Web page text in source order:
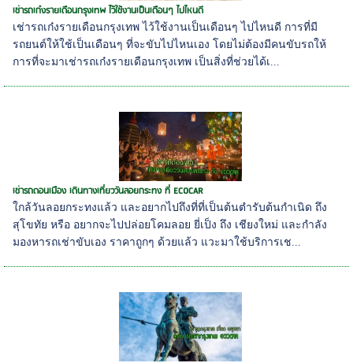
เช่ารถเก๋งรายเดือนกรุงเทพ ไว้ใช้งานเป็นเดือนๆ ไปไหนดี
เช่ารถเก๋งรายเดือนกรุงเทพ ไว้ใช้งานเป็นเดือนๆ ไปไหนดี การที่มี
รถยนต์ให้ใช้เป็นเดือนๆ ที่จะขับไปไหนเอง โดยไม่ต้องมีคนขับรถให้
การที่จะมาเช่ารถเก๋งรายเดือนกรุงเทพ เป็นสิ่งที่ช่วยได้เ...
เช่ารถดอนเมือง เดินทางเที่ยววันลอยกระทง ที่ ECOCAR
ใกล้วันลอยกระทงแล้ว และอยากไปถึงที่ที่เป็นต้นตำรับต้นกำเนิด ถึง
สุโขทัย หรือ อยากจะไปปล่อยโคมลอย ยี่เป็ง ถึง เชียงใหม่ และกำลัง
มองหารถเช่าขับเอง ราคาถูกๆ ด้วยแล้ว แวะมาใช้บริการเช...